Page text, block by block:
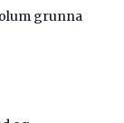
grunna